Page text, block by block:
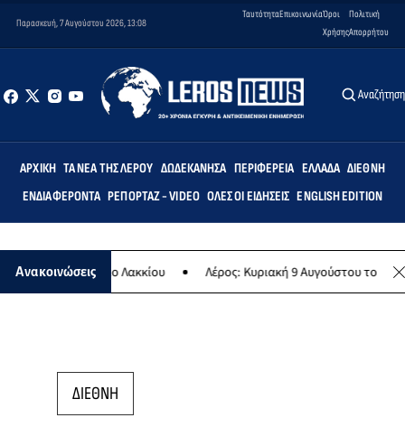
Παρασκευή, 7 Αυγούστου 2026, 13:08
ΤαυτότηταΕπικοινωνίαΌροι
Χρήσης
Πολιτική
Απορρήτου
Αναζήτηση
ΑΡΧΙΚΉ ΤΑ ΝΈΑ ΤΗΣ ΛΈΡΟΥ ΔΩΔΕΚΆΝΗΣΑ ΠΕΡΙΦΈΡΕΙΑ ΕΛΛΆΔΑ ΔΙΕΘΝΉ
ΕΝΔΙΑΦΈΡΟΝΤΑ ΡΕΠΟΡΤΆΖ - VIDEO ΌΛΕΣ ΟΙ ΕΙΔΉΣΕΙΣ ENGLISH EDITION
Ανακοινώσεις
Σχολείο Λακκίου Λέρος: Κυριακή 9 Αυγούστου το μεγαλύτερο
ΔΙΕΘΝΗ